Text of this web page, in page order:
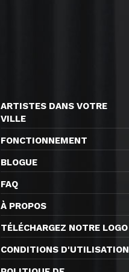
ARTISTES DANS VOTRE
VILLE
FONCTIONNEMENT
BLOGUE
FAQ
À PROPOS
TÉLÉCHARGEZ NOTRE LOGO
CONDITIONS D'UTILISATION